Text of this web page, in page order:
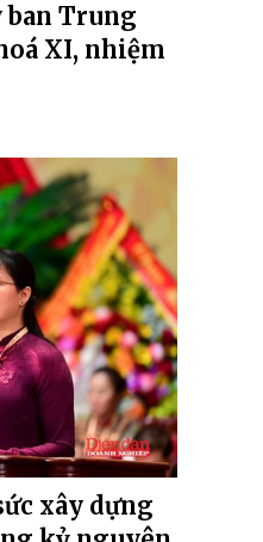
ban Trung
XI, nhiệm
xây dựng